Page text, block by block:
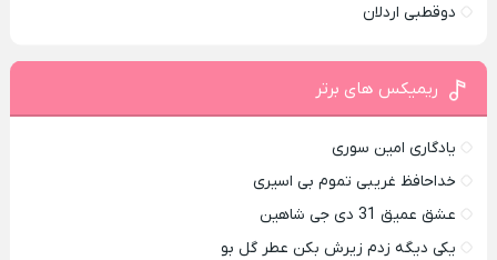
دوقطبی اردلان
ریمیکس های برتر
یادگاری امین سوری
خداحافظ غریبی تموم بی اسیری
عشق عمیق 31 دی جی شاهین
یکی دیگه زدم زیرش بکن عطر گل بو